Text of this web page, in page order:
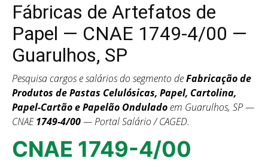
Fábricas de Artefatos de
Papel — CNAE 1749-4/00 —
Guarulhos, SP
Pesquisa cargos e salários do segmento deFabricação de
Produtos de Pastas Celulósicas, Papel, Cartolina,
Papel-Cartão e Papelão Onduladoem Guarulhos, SP —
CNAE1749-4/00— Portal Salário / CAGED.
CNAE 1749-4/00